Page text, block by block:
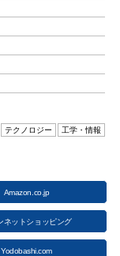
テクノロジー 工学・情報
Amazon.co.jp
ネットショッピング
Yodobashi.com